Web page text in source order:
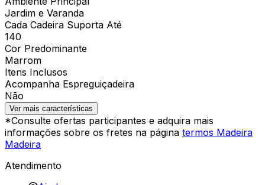
Jardim e Varanda
Cada Cadeira Suporta Até
140
Cor Predominante
Marrom
Itens Inclusos
Acompanha Espreguiçadeira
Não
Ver mais características
*Consulte ofertas participantes e adquira mais
informações sobre os fretes na página termos Madeira
Madeira
Atendimento